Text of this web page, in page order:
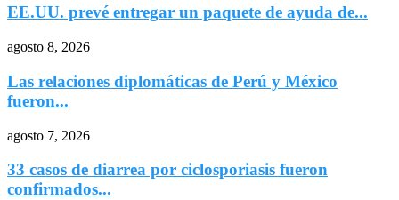
EE.UU. prevé entregar un paquete de ayuda de...
agosto 8, 2026
Las relaciones diplomáticas de Perú y México
fueron...
agosto 7, 2026
33 casos de diarrea por ciclosporiasis fueron
confirmados...